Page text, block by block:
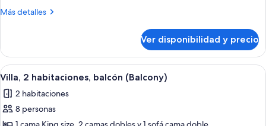
Más detalles
Más
2
habitaciones
Ver disponibilidad y precio
Ver
todas
las
fotos
Habitación de hotel con comedor,
8
Villa, 2 habitaciones, balcón (Balcony)
2 habitaciones
8 personas